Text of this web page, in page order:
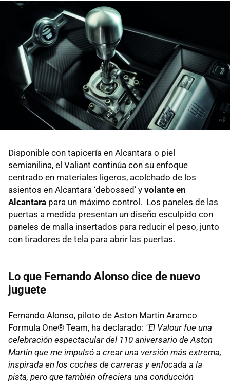
Disponible con tapicería en Alcantara o piel
semianilina, el Valiant continúa con su enfoque
centrado en materiales ligeros, acolchado de los
asientos en Alcantara ‘debossed’ y volante en
Alcantara para un máximo control. Los paneles de las
puertas a medida presentan un diseño esculpido con
paneles de malla insertados para reducir el peso, junto
con tiradores de tela para abrir las puertas.
Lo que Fernando Alonso dice de nuevo
juguete
Fernando Alonso, piloto de Aston Martin Aramco
Formula One® Team, ha declarado: "El Valour fue una
celebración espectacular del 110 aniversario de Aston
Martin que me impulsó a crear una versión más extrema,
inspirada en los coches de carreras y enfocada a la
pista, pero que también ofreciera una conducción